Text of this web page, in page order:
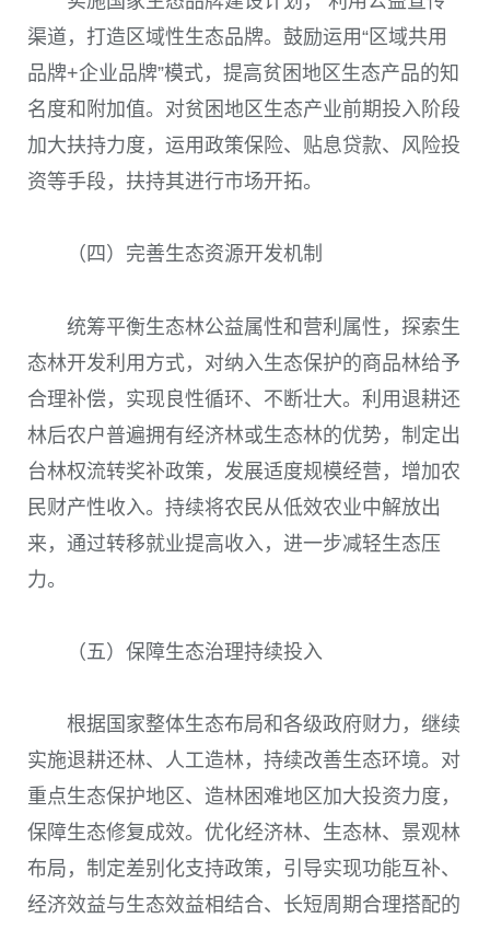
渠道，打造区域性生态品牌。鼓励运用“区域共用
品牌+企业品牌”模式，提高贫困地区生态产品的知
名度和附加值。对贫困地区生态产业前期投入阶段
加大扶持力度，运用政策保险、贴息贷款、风险投
资等手段，扶持其进行市场开拓。
（四）完善生态资源开发机制
统筹平衡生态林公益属性和营利属性，探索生
态林开发利用方式，对纳入生态保护的商品林给予
合理补偿，实现良性循环、不断壮大。利用退耕还
林后农户普遍拥有经济林或生态林的优势，制定出
台林权流转奖补政策，发展适度规模经营，增加农
民财产性收入。持续将农民从低效农业中解放出
来，通过转移就业提高收入，进一步减轻生态压
力。
（五）保障生态治理持续投入
根据国家整体生态布局和各级政府财力，继续
实施退耕还林、人工造林，持续改善生态环境。对
重点生态保护地区、造林困难地区加大投资力度，
保障生态修复成效。优化经济林、生态林、景观林
布局，制定差别化支持政策，引导实现功能互补、
经济效益与生态效益相结合、长短周期合理搭配的